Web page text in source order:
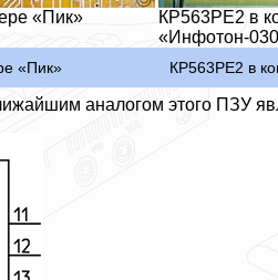
«Пик»
КР563РЕ2 в
«Инфотон-
«Пик» КР563РЕ2 в
аналогом этого ПЗУ